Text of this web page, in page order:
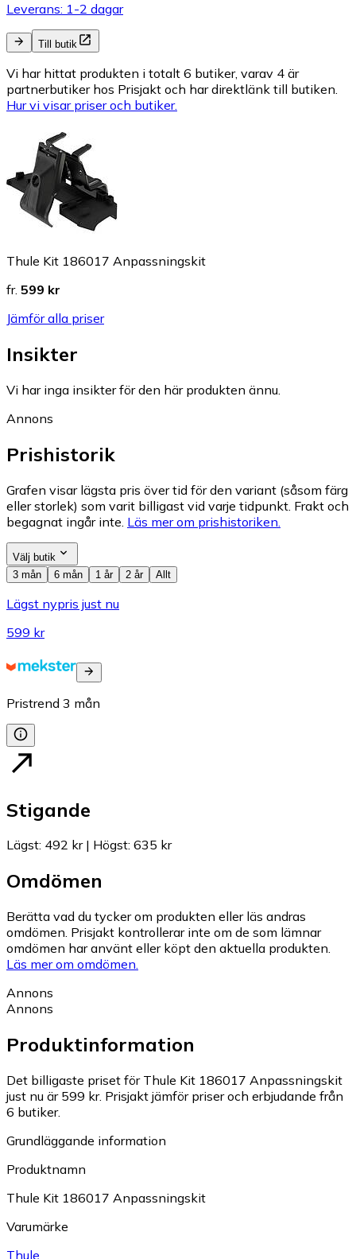
Leverans: 1-2 dagar
Till butik
Vi har hittat produkten i totalt 6 butiker, varav 4 är
partnerbutiker hos Prisjakt och har direktlänk till butiken.
Hur vi visar priser och butiker.
Thule Kit 186017 Anpassningskit
fr. 599 kr
Jämför alla priser
Insikter
Vi har inga insikter för den här produkten ännu.
Annons
Prishistorik
Grafen visar lägsta pris över tid för den variant (såsom färg
eller storlek) som varit billigast vid varje tidpunkt. Frakt och
begagnat ingår inte. Läs mer om prishistoriken.
Välj butik
3 mån
6 mån 1 år 2 år Allt
Lägst nypris just nu
599 kr
Pristrend 3 mån
Stigande
Lägst: 492 kr| Högst: 635 kr
Omdömen
Berätta vad du tycker om produkten eller läs andras
omdömen. Prisjakt kontrollerar inte om de som lämnar
omdömen har använt eller köpt den aktuella produkten.
Läs mer om omdömen.
Annons
Annons
Produktinformation
Det billigaste priset för Thule Kit 186017 Anpassningskit
just nu är 599 kr. Prisjakt jämför priser och erbjudande från
6 butiker.
Grundläggande information
Produktnamn
Thule Kit 186017 Anpassningskit
Varumärke
Thule